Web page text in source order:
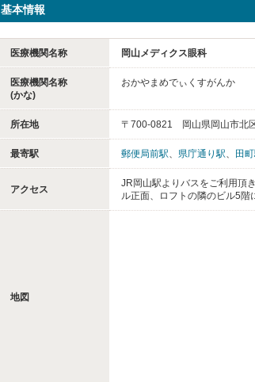
基本情報
医療機関名称 岡山メディクス眼科
医療機関名称
(かな)
おかやまめでぃくすがんか
所在地 〒700-0821 岡山県岡山市北
最寄駅 郵便局前駅、 県庁通り駅、 田
アクセス
JR岡山駅よりバスをご利用頂
ル正面、ロフトの隣のビル5階
地図